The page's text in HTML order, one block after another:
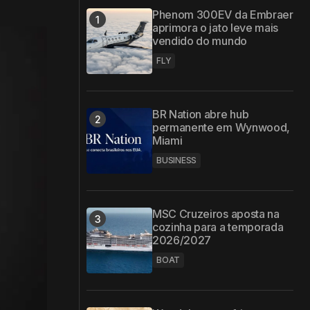
Phenom 300EV da Embraer
aprimora o jato leve mais
vendido do mundo
FLY
BR Nation abre hub
permanente em Wynwood,
Miami
BUSINESS
MSC Cruzeiros aposta na
cozinha para a temporada
2026/2027
BOAT